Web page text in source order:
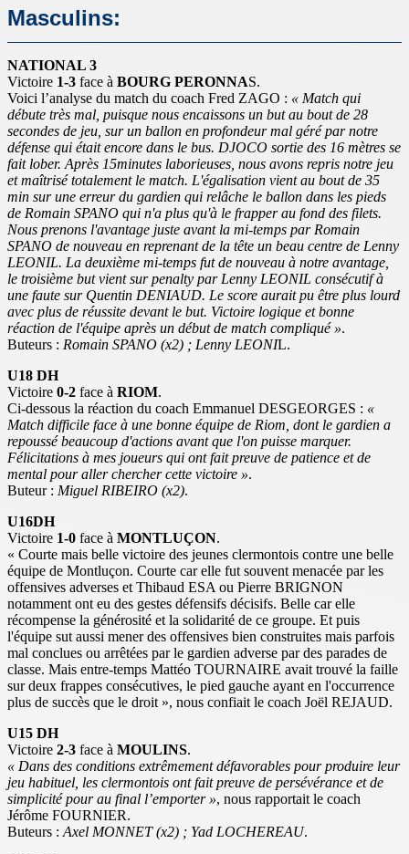
Masculins:
NATIONAL 3
Victoire 1-3 face à BOURG PERONNAS.
Voici l’analyse du match du coach Fred ZAGO : « Match qui
débute très mal, puisque nous encaissons un but au bout de 28
secondes de jeu, sur un ballon en profondeur mal géré par notre
défense qui était encore dans le bus. DJOCO sortie des 16 mètres se
fait lober. Après 15minutes laborieuses, nous avons repris notre jeu
et maîtrisé totalement le match. L'égalisation vient au bout de 35
min sur une erreur du gardien qui relâche le ballon dans les pieds
de Romain SPANO qui n'a plus qu'à le frapper au fond des filets.
Nous prenons l'avantage juste avant la mi-temps par Romain
SPANO de nouveau en reprenant de la tête un beau centre de Lenny
LEONIL. La deuxième mi-temps fut de nouveau à notre avantage,
le troisième but vient sur penalty par Lenny LEONIL consécutif à
une faute sur Quentin DENIAUD. Le score aurait pu être plus lourd
avec plus de réussite devant le but. Victoire logique et bonne
réaction de l'équipe après un début de match compliqué ».
Buteurs : Romain SPANO (x2) ; Lenny LEONIL.
U18 DH
Victoire 0-2 face à RIOM.
Ci-dessous la réaction du coach Emmanuel DESGEORGES : «
Match difficile face à une bonne équipe de Riom, dont le gardien a
repoussé beaucoup d'actions avant que l'on puisse marquer.
Félicitations à mes joueurs qui ont fait preuve de patience et de
mental pour aller chercher cette victoire ».
Buteur : Miguel RIBEIRO (x2).
U16DH
Victoire 1-0 face à MONTLUÇON.
« Courte mais belle victoire des jeunes clermontois contre une belle
équipe de Montluçon. Courte car elle fut souvent menacée par les
offensives adverses et Thibaud ESA ou Pierre BRIGNON
notamment ont eu des gestes défensifs décisifs. Belle car elle
récompense la générosité et la solidarité de ce groupe. Et puis
l'équipe sut aussi mener des offensives bien construites mais parfois
mal conclues ou arrêtées par le gardien adverse par des parades de
classe. Mais entre-temps Mattéo TOURNAIRE avait trouvé la faille
sur deux frappes consécutives, le pied gauche ayant en l'occurrence
plus de succès que le droit », nous confiait le coach Joël REJAUD.
U15 DH
Victoire 2-3 face à MOULINS.
« Dans des conditions extrêmement défavorables pour produire leur
jeu habituel, les clermontois ont fait preuve de persévérance et de
simplicité pour au final l’emporter », nous rapportait le coach
Jérôme FOURNIER.
Buteurs : Axel MONNET (x2) ; Yad LOCHEREAU.